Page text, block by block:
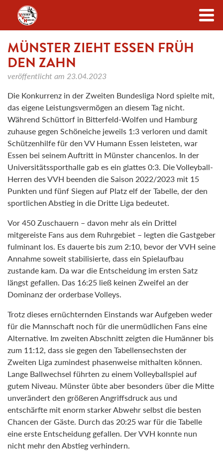
Zum Inhalt
MÜNSTER ZIEHT ESSEN FRÜH
DEN ZAHN
veröffentlicht am 23.04.2023
Die Konkurrenz in der Zweiten Bundesliga Nord spielte mit,
das eigene Leistungsvermögen an diesem Tag nicht.
Während Schüttorf in Bitterfeld-Wolfen und Hamburg
zuhause gegen Schöneiche jeweils 1:3 verloren und damit
Schützenhilfe für den VV Humann Essen leisteten, war
Essen bei seinem Auftritt in Münster chancenlos. In der
Universitätssporthalle gab es ein glattes 0:3. Die Volleyball-
Herren des VVH beenden die Saison 2022/2023 mit 15
Punkten und fünf Siegen auf Platz elf der Tabelle, der den
sportlichen Abstieg in die Dritte Liga bedeutet.
Vor 450 Zuschauern – davon mehr als ein Drittel
mitgereiste Fans aus dem Ruhrgebiet – legten die Gastgeber
fulminant los. Es dauerte bis zum 2:10, bevor der VVH seine
Annahme soweit stabilisierte, dass ein Spielaufbau
zustande kam. Da war die Entscheidung im ersten Satz
längst gefallen. Das 16:25 ließ keinen Zweifel an der
Dominanz der orderbase Volleys.
Trotz dieses ernüchternden Einstands war Aufgeben weder
für die Mannschaft noch für die unermüdlichen Fans eine
Alternative. Im zweiten Abschnitt zeigten die Humänner bis
zum 11:12, dass sie gegen den Tabellensechsten der
Zweiten Liga zumindest phasenweise mithalten können.
Lange Ballwechsel führten zu einem Volleyballspiel auf
gutem Niveau. Münster übte aber besonders über die Mitte
unverändert den größeren Angriffsdruck aus und
entschärfte mit enorm starker Abwehr selbst die besten
Chancen der Gäste. Durch das 20:25 war für die Tabelle
eine erste Entscheidung gefallen. Der VVH konnte nun
nicht mehr den Abstieg verhindern.